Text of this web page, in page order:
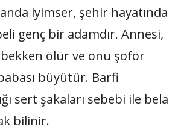
iyimser, şehir hayatında
genç bir adamdır. Annesi,
ölür ve onu şoför
büyütür. Barfi
sert şakaları sebebi ile bela
bilinir.